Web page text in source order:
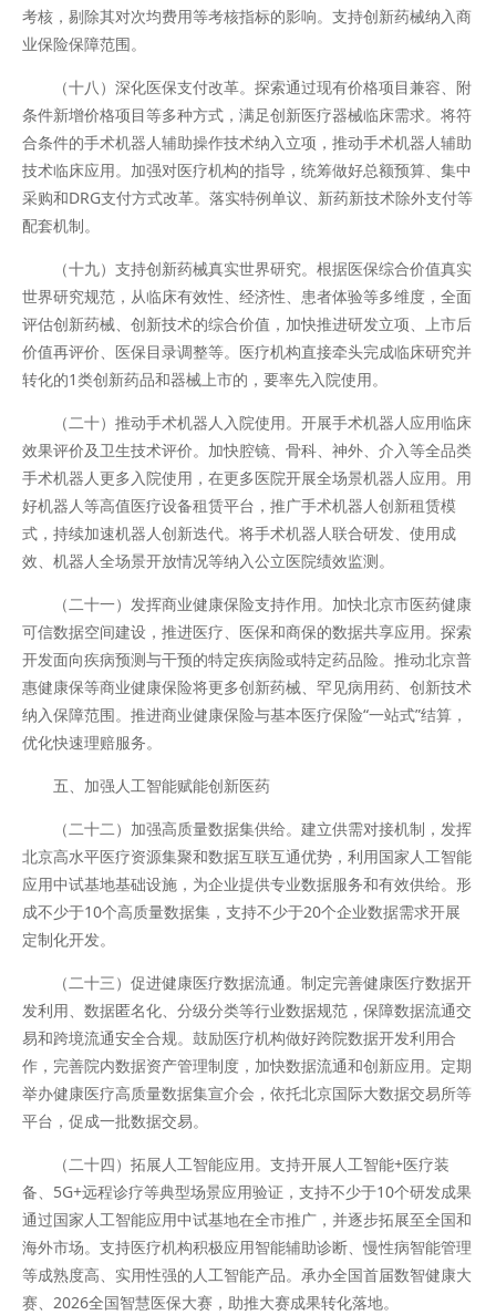
考核，剔除其对次均费用等考核指标的影响。支持创新药械纳入商
业保险保障范围。
（十八）深化医保支付改革。探索通过现有价格项目兼容、附
条件新增价格项目等多种方式，满足创新医疗器械临床需求。将符
合条件的手术机器人辅助操作技术纳入立项，推动手术机器人辅助
技术临床应用。加强对医疗机构的指导，统筹做好总额预算、集中
采购和DRG支付方式改革。落实特例单议、新药新技术除外支付等
配套机制。
（十九）支持创新药械真实世界研究。根据医保综合价值真实
世界研究规范，从临床有效性、经济性、患者体验等多维度，全面
评估创新药械、创新技术的综合价值，加快推进研发立项、上市后
价值再评价、医保目录调整等。医疗机构直接牵头完成临床研究并
转化的1类创新药品和器械上市的，要率先入院使用。
（二十）推动手术机器人入院使用。开展手术机器人应用临床
效果评价及卫生技术评价。加快腔镜、骨科、神外、介入等全品类
手术机器人更多入院使用，在更多医院开展全场景机器人应用。用
好机器人等高值医疗设备租赁平台，推广手术机器人创新租赁模
式，持续加速机器人创新迭代。将手术机器人联合研发、使用成
效、机器人全场景开放情况等纳入公立医院绩效监测。
（二十一）发挥商业健康保险支持作用。加快北京市医药健康
可信数据空间建设，推进医疗、医保和商保的数据共享应用。探索
开发面向疾病预测与干预的特定疾病险或特定药品险。推动北京普
惠健康保等商业健康保险将更多创新药械、罕见病用药、创新技术
纳入保障范围。推进商业健康保险与基本医疗保险“一站式”结算，
优化快速理赔服务。
五、加强人工智能赋能创新医药
（二十二）加强高质量数据集供给。建立供需对接机制，发挥
北京高水平医疗资源集聚和数据互联互通优势，利用国家人工智能
应用中试基地基础设施，为企业提供专业数据服务和有效供给。形
成不少于10个高质量数据集，支持不少于20个企业数据需求开展
定制化开发。
（二十三）促进健康医疗数据流通。制定完善健康医疗数据开
发利用、数据匿名化、分级分类等行业数据规范，保障数据流通交
易和跨境流通安全合规。鼓励医疗机构做好跨院数据开发利用合
作，完善院内数据资产管理制度，加快数据流通和创新应用。定期
举办健康医疗高质量数据集宣介会，依托北京国际大数据交易所等
平台，促成一批数据交易。
（二十四）拓展人工智能应用。支持开展人工智能+医疗装
备、5G+远程诊疗等典型场景应用验证，支持不少于10个研发成果
通过国家人工智能应用中试基地在全市推广，并逐步拓展至全国和
海外市场。支持医疗机构积极应用智能辅助诊断、慢性病智能管理
等成熟度高、实用性强的人工智能产品。承办全国首届数智健康大
赛、2026全国智慧医保大赛，助推大赛成果转化落地。